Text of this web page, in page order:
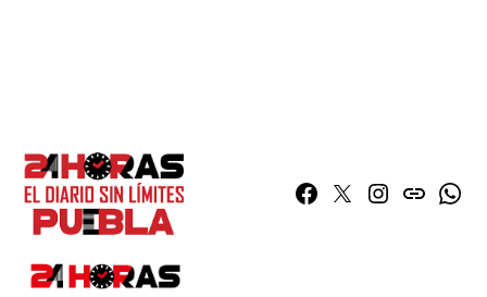
Facebook
TwitterInstagram
issuu